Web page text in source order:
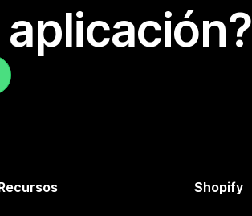
Shopify